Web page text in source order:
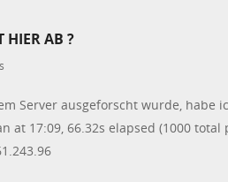
HIER AB ?
Server ausgeforscht wurde, habe
at 17:09, 66.32s elapsed (1000 total